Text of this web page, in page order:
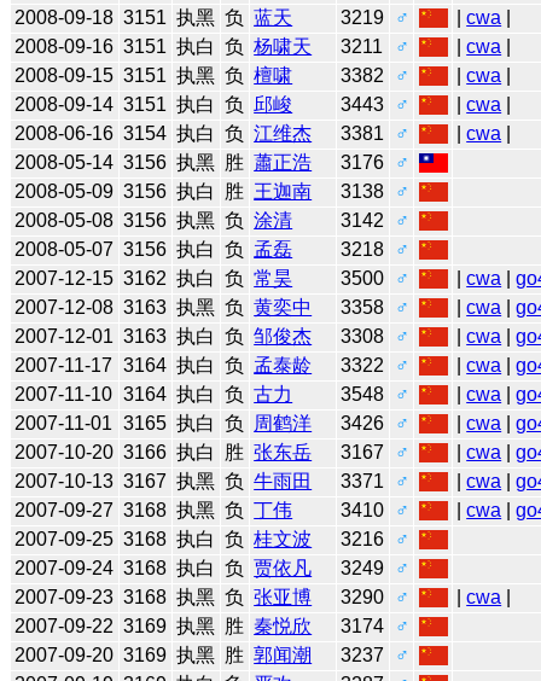
2008-09-18 3151 执黑 负 蓝天 3219 ♂ |cwa
2008-09-16 3151 执白 负 杨啸天 3211 ♂ |cwa
2008-09-15 3151 执黑 负 檀啸 3382 ♂ |cwa
2008-09-14 3151 执白 负 邱峻 3443 ♂ |cwa
2008-06-16 3154 执白 负 江维杰 3381 ♂ |cwa
2008-05-14 3156 执黑 胜 蕭正浩 3176
♂
2008-05-09 3156 执白 胜 王迦南 3138
♂
2008-05-08 3156 执黑 负 涂清 3142
♂
2008-05-07 3156 执白 负 孟磊 3218
♂
2007-12-15 3162 执白 负 常昊 3500 ♂ |cwa |
2007-12-08 3163 执黑 负 黄奕中 3358 ♂ |cwa |
2007-12-01 3163 执白 负 邹俊杰 3308 ♂ |cwa |
2007-11-17 3164 执白 负 孟泰龄 3322 ♂ |cwa |
2007-11-10 3164 执白 负 古力 3548 ♂ |cwa |
2007-11-01 3165 执白 负 周鹤洋 3426 ♂ |cwa |
2007-10-20 3166 执白 胜 张东岳 3167 ♂ |cwa |
2007-10-13 3167 执黑 负 牛雨田 3371 ♂ |cwa |
2007-09-27 3168 执黑 负 丁伟 3410 ♂ |cwa |
2007-09-25 3168 执白 负 桂文波 3216
♂
2007-09-24 3168 执白 负 贾依凡 3249
♂
2007-09-23 3168 执黑 负 张亚博 3290 ♂ |cwa
2007-09-22 3169 执黑 胜 秦悦欣 3174
♂
2007-09-20 3169 执黑 胜 郭闻潮 3237
♂